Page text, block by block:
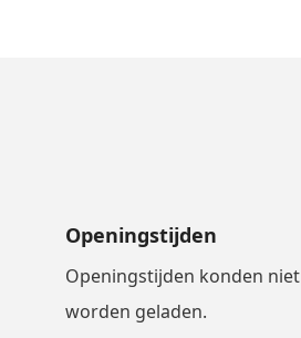
Openingstijden
Openingstijden konden niet
worden geladen.